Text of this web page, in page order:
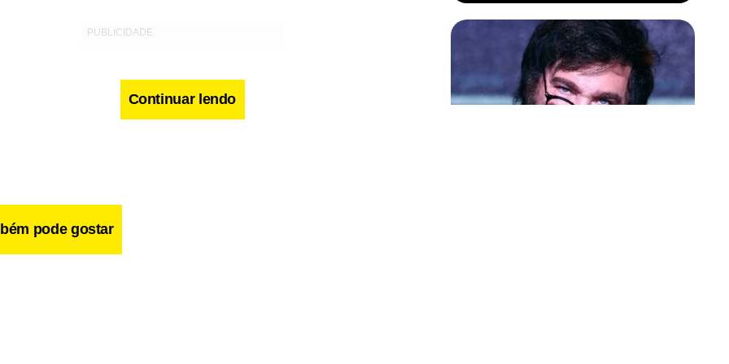
Continuar lendo
pode gostar